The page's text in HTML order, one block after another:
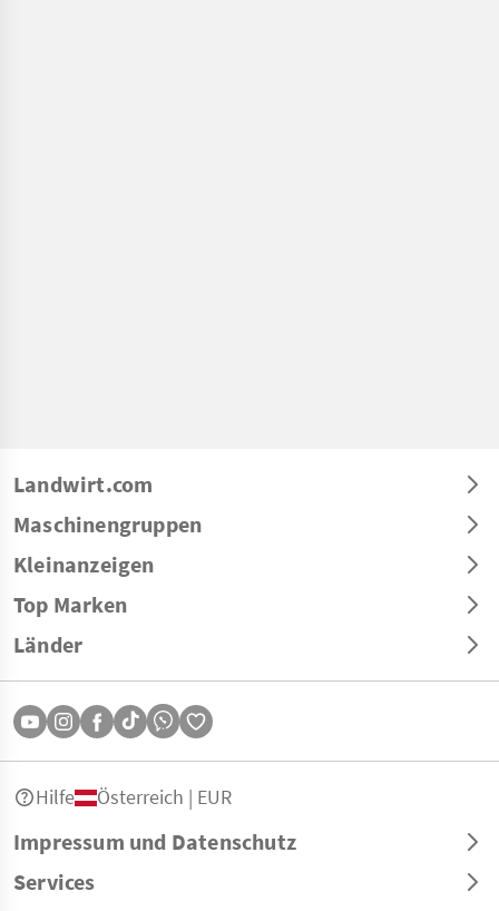
Landwirt.com
Maschinengruppen
Kleinanzeigen
Top Marken
Länder
Impressum und Datenschutz
Services
Hilfe Österreich | EUR